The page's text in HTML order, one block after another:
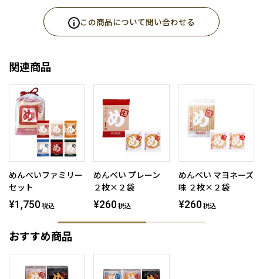
この商品について問い合わせる
関連商品
めんべいファミリー
セット
¥1,750 税込
めんべい プレーン
２枚×２袋
¥260 税込
めんべい マヨネーズ
味 ２枚×２袋
¥260 税込
おすすめ商品